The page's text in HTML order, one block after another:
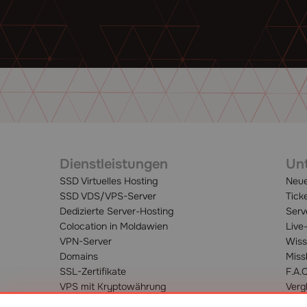
Dienstleistungen
SSD Virtuelles Hosting
SSD VDS/VPS-Server
Dedizierte Server-Hosting
Colocation in Moldawien
VPN-Server
Domains
SSL-Zertifikate
VPS mit Kryptowährung